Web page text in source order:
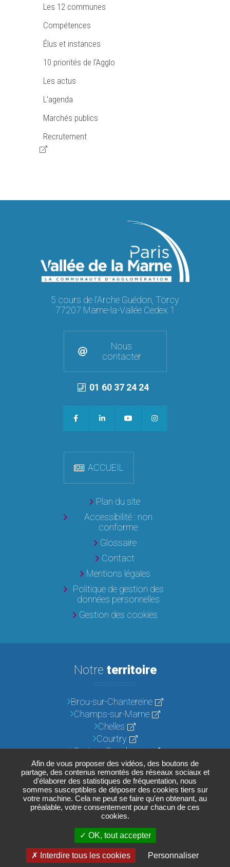
Afin de vous proposer des vidéos, des boutons de
partage, des contenus remontés des réseaux sociaux et
d'élaborer des statistiques de fréquentation, nous
sommes susceptibles de déposer des cookies tiers sur
votre machine. Cela ne peut se faire qu'en obtenant, au
préalable, votre consentement pour chacun de ces
cookies.
OK, tout accepter
Interdire tous les cookies Personnaliser
Les 12 communes
Compétences
Élus et instances
10 priorités de l'Agglo
Les actus
L'agenda
Marchés publics
Recrutement
5 cours de l'Arche Guédon, Torcy
77207 Marne-la-Vallée Cedex 1
Nous
contacter
01 60 37 24 24
ACCUEIL
Plan du site
Accessibilité : non
conforme
Glossaire
Contact
Mentions légales
Politique de gestion des
données personnelles
Gestion des cookies
Notre territoire
Brou-sur-Chantereine
Champs-sur-Marne
Chelles
Courtry
Croissy-Beaubourg
Emerainville
Lognes
Noisiel
Pontault-Combault
Roissy-en-Brie
Vaires-sur-Marne